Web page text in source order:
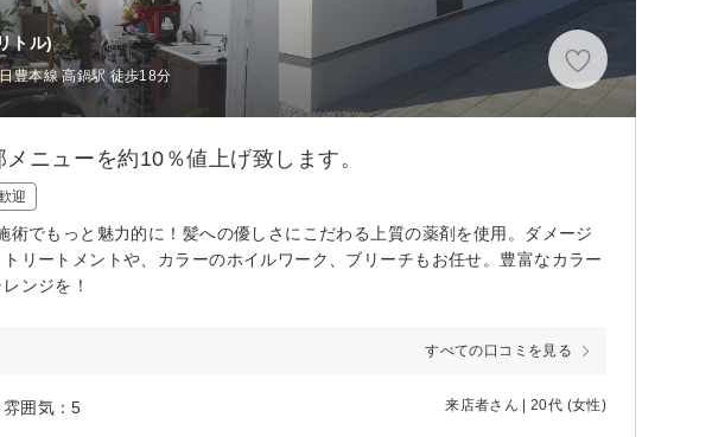
トル)
豊本線 高鍋駅 徒歩18分
ニューを約10％値上げ致します。
迎
でもっと魅力的に！髪への優しさにこだわる上質の薬剤を使用。ダメージ
リートメントや、カラーのホイルワーク、ブリーチもお任せ。豊富なカラー
ンジを！
すべての口コミを見る
雰囲気：5 来店者さん | 20代 (女性)